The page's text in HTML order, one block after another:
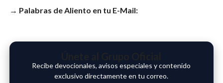
→ Palabras de Aliento en tu E-Mail:
Recibe devocionales, avisos especiales y contenido
exclusivo directamente en tu correo.